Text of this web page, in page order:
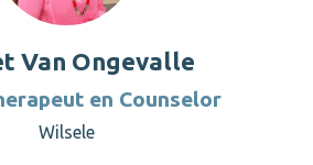
Van Ongevalle
en Counselor
Wilsele